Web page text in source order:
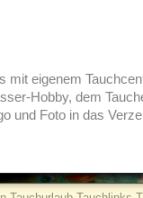
mit eigenem
Hobby, dem
und Foto in das